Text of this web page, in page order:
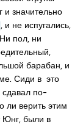
значительно
, и не испугались,
пол, ни
барабан, и
Сиди в это
по-
ли верить этим
Юнг, были в